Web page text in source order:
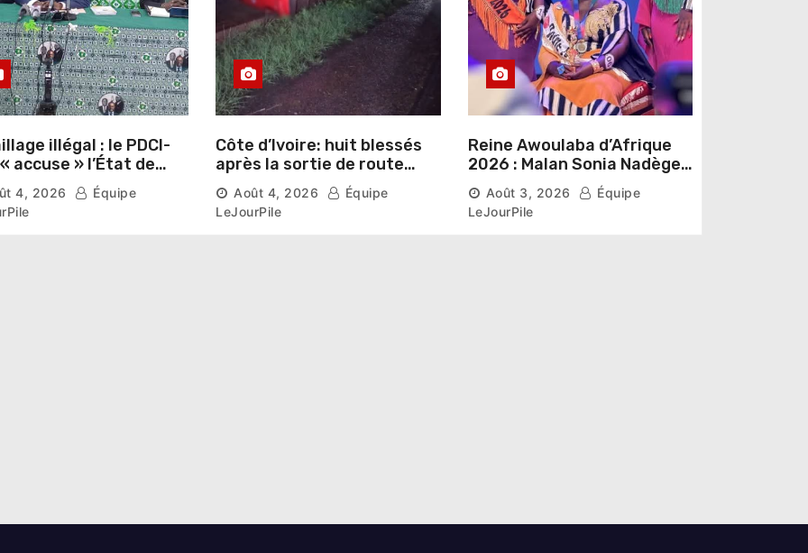
illégal : le PDCI-
prospérer un «
national »
4, 2026
Équipe
Côte d’Ivoire: huit blessés
après la sortie de route
d’un car près de
Ferkessédougou
Août 4, 2026
Équipe
LeJourPile
Reine Awoulaba d’Afrique
2026 : Malan Sonia Nadège
épouse N’Guessan décroche
la couronne
Août 3, 2026
Équipe
LeJourPile